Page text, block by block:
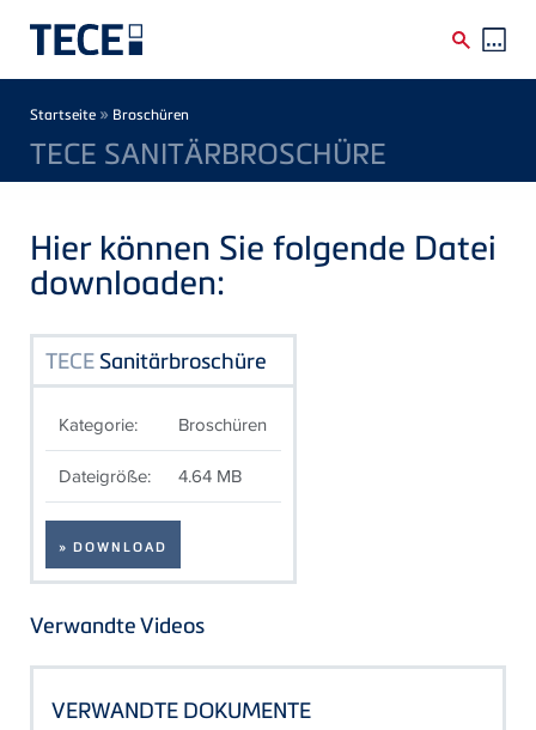
Breadcrumb
Startseite » Broschüren
TECE SANITÄRBROSCHÜRE
Hier können Sie folgende Datei
downloaden:
TECESanitärbroschüre
Kategorie: Broschüren
Dateigröße: 4.64 MB
» DOWNLOAD
Verwandte Videos
VERWANDTE DOKUMENTE